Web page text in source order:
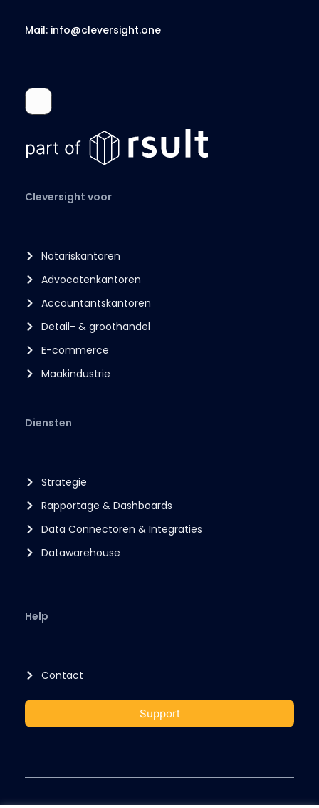
Mail: info@cleversight.one
Cleversight voor
Notariskantoren
Advocatenkantoren
Accountantskantoren
Detail- & groothandel
E-commerce
Maakindustrie
Diensten
Strategie
Rapportage & Dashboards
Data Connectoren & Integraties
Datawarehouse
Help
Contact
Support